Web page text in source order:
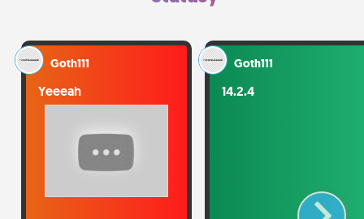
Goth111
Yeeeah
Goth111
14.2.4